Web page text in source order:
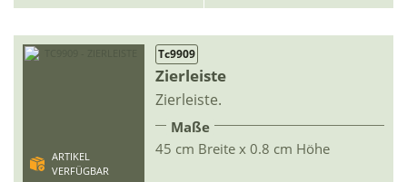
ARTIKEL
VERFÜGBAR
Tc9909
Zierleiste
Zierleiste.
Maße
45 cm Breite x 0.8 cm Höhe